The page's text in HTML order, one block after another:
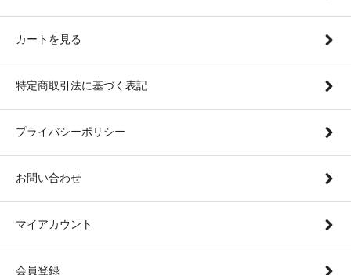
カートを見る
特定商取引法に基づく表記
プライバシーポリシー
お問い合わせ
マイアカウント
会員登録